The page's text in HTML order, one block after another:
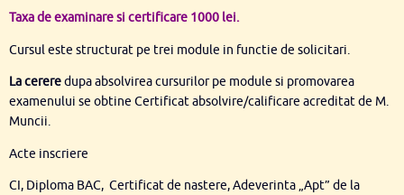
Taxa de examinare si certificare 1000 lei.
Cursul este structurat pe trei module in functie de solicitari.
La cereredupa absolvirea cursurilor pe module si promovarea
examenului se obtine Certificat absolvire/calificare acreditat de M.
Muncii.
Acte inscriere
CI, Diploma BAC, Certificat de nastere, Adeverinta „Apt” de la